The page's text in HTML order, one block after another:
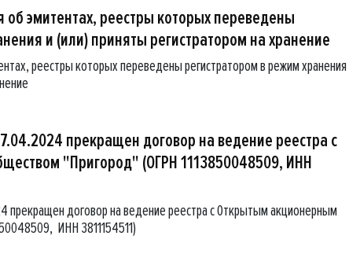
эмитентах, реестры которых переведены
и (или) приняты регистратором на хранение
реестры которых переведены регистратором в режим хранения
прекращен договор на ведение реестра с
"Пригород" (ОГРН 1113850048509, ИНН
прекращен договор на ведение реестра с Открытым акционерным
ИНН 3811154511)